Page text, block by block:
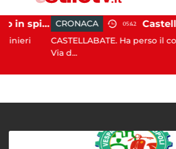
Ischia, pusher sorpreso in spiaggia da carabinieri in Vespa CRONACA 05:42
CASTELLABATE. Ha perso il
Via d...